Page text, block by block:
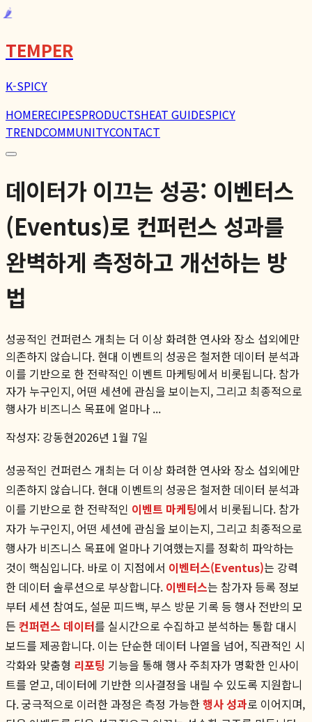
🌶️
TEMPER
K-SPICY
HOMERECIPESPRODUCTSHEAT GUIDESPICY
TRENDCOMMUNITYCONTACT
데이터가 이끄는 성공: 이벤터스
(Eventus)로 컨퍼런스 성과를
완벽하게 측정하고 개선하는 방
법
성공적인 컨퍼런스 개최는 더 이상 화려한 연사와 장소 섭외에만
의존하지 않습니다. 현대 이벤트의 성공은 철저한 데이터 분석과
이를 기반으로 한 전략적인 이벤트 마케팅에서 비롯됩니다. 참가
자가 누구인지, 어떤 세션에 관심을 보이는지, 그리고 최종적으로
행사가 비즈니스 목표에 얼마나 ...
작성자: 강동현2026년 1월 7일
성공적인 컨퍼런스 개최는 더 이상 화려한 연사와 장소 섭외에만
의존하지 않습니다. 현대 이벤트의 성공은 철저한 데이터 분석과
이를 기반으로 한 전략적인 이벤트 마케팅에서 비롯됩니다. 참가
자가 누구인지, 어떤 세션에 관심을 보이는지, 그리고 최종적으로
행사가 비즈니스 목표에 얼마나 기여했는지를 정확히 파악하는
것이 핵심입니다. 바로 이 지점에서 이벤터스(Eventus)는 강력
한 데이터 솔루션으로 부상합니다. 이벤터스는 참가자 등록 정보
부터 세션 참여도, 설문 피드백, 부스 방문 기록 등 행사 전반의 모
든 컨퍼런스 데이터를 실시간으로 수집하고 분석하는 통합 대시
보드를 제공합니다. 이는 단순한 데이터 나열을 넘어, 직관적인 시
각화와 맞춤형 리포팅 기능을 통해 행사 주최자가 명확한 인사이
트를 얻고, 데이터에 기반한 의사결정을 내릴 수 있도록 지원합니
다. 궁극적으로 이러한 과정은 측정 가능한행사 성과로 이어지며,